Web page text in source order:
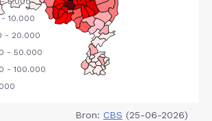
Bron: CBS (25-06-2026)